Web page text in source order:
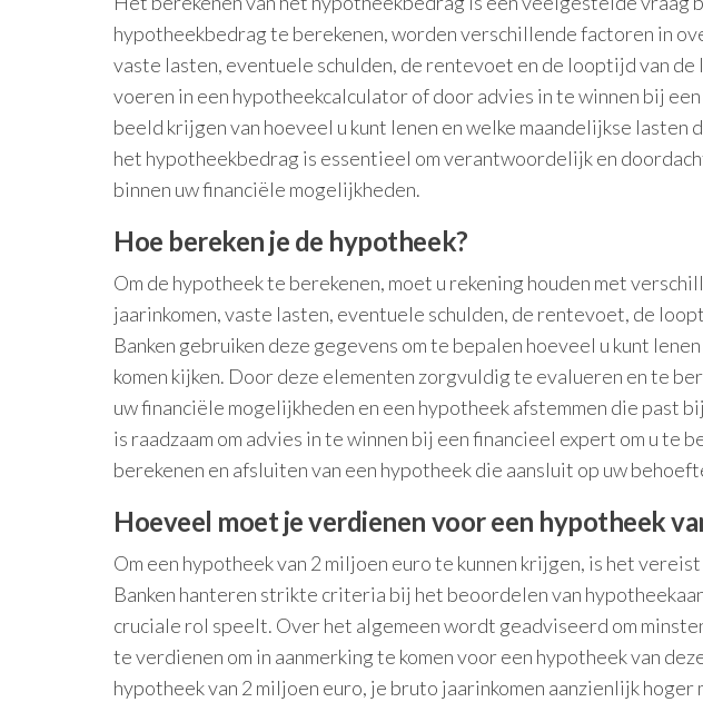
hypotheekbedrag te berekenen, worden verschillende factoren in
vaste lasten, eventuele schulden, de rentevoet en de looptijd van
voeren in een hypotheekcalculator of door advies in te winnen bij
beeld krijgen van hoeveel u kunt lenen en welke maandelijkse lasten
het hypotheekbedrag is essentieel om verantwoordelijk en
binnen uw financiële mogelijkheden.
Hoe bereken je de hypotheek?
Om de hypotheek te berekenen, moet u rekening houden met
jaarinkomen, vaste lasten, eventuele schulden, de rentevoet, de
Banken gebruiken deze gegevens om te bepalen hoeveel u kunt
komen kijken. Door deze elementen zorgvuldig te evalueren en te
uw financiële mogelijkheden en een hypotheek afstemmen die past
is raadzaam om advies in te winnen bij een financieel expert om u te
berekenen en afsluiten van een hypotheek die aansluit op uw
Hoeveel moet je verdienen voor een hypotheek
Om een hypotheek van 2 miljoen euro te kunnen krijgen, is het
Banken hanteren strikte criteria bij het beoordelen van
cruciale rol speelt. Over het algemeen wordt geadviseerd om
te verdienen om in aanmerking te komen voor een hypotheek van
hypotheek van 2 miljoen euro, je bruto jaarinkomen aanzienlijk hoger